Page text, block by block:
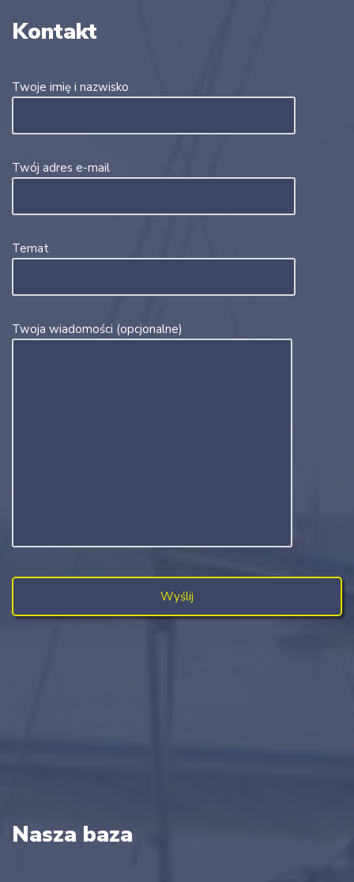
Kontakt
Twoje imię i nazwisko
Twój adres e-mail
Temat
Twoja wiadomości (opcjonalne)
Nasza baza